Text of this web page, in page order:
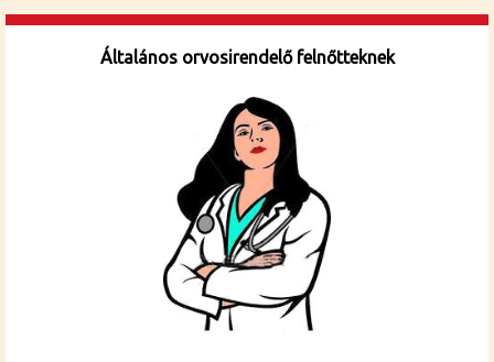
Általános orvosirendelő felnőtteknek